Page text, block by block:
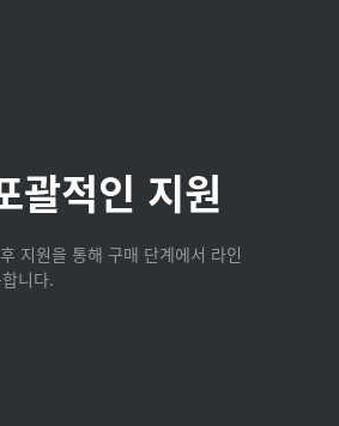
괄적인 지원
지원을 통해 구매 단계에서 라인
니다.